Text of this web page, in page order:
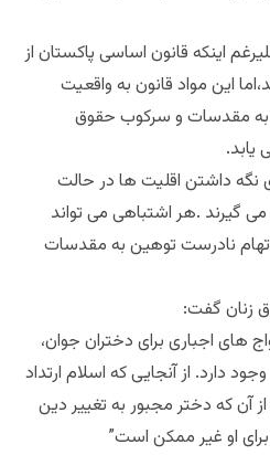
اینکه قانون اساسی پاکستان از
این مواد قانون به واقعیت
به مقدسات و سرکوب حقوق
یابد.
نگه داشتن اقلیت ها در حالت
گیرند .هر اشتباهی می تواند
نادرست توهین به مقدسات
زنان گفت:
های اجباری برای دختران جوان،
دارد. از آنجایی که اسلام ارتداد
آن که دختر مجبور به تغییر دین
او غیر ممکن است”